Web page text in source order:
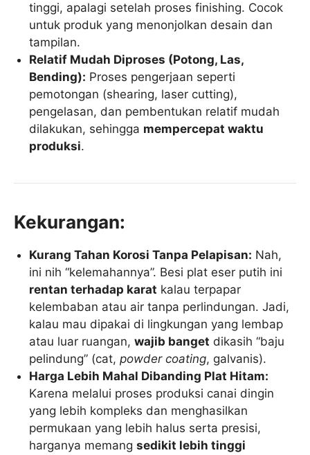
tinggi, apalagi setelah proses finishing. Cocok
untuk produk yang menonjolkan desain dan
tampilan.
Relatif Mudah Diproses (Potong, Las,
Bending): Proses pengerjaan seperti
pemotongan (shearing, laser cutting),
pengelasan, dan pembentukan relatif mudah
dilakukan, sehingga mempercepat waktu
produksi.
Kekurangan:
Kurang Tahan Korosi Tanpa Pelapisan: Nah,
ini nih “kelemahannya”. Besi plat eser putih ini
rentan terhadap karat kalau terpapar
kelembaban atau air tanpa perlindungan. Jadi,
kalau mau dipakai di lingkungan yang lembap
atau luar ruangan,wajib banget dikasih “baju
pelindung” (cat,powder coating, galvanis).
Harga Lebih Mahal Dibanding Plat Hitam:
Karena melalui proses produksi canai dingin
yang lebih kompleks dan menghasilkan
permukaan yang lebih halus serta presisi,
harganya memangsedikit lebih tinggi